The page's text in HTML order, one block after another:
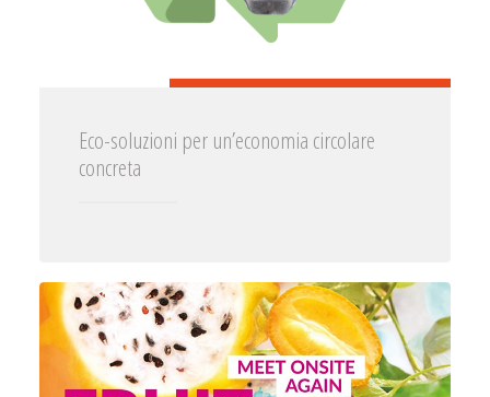
Eco-soluzioni per un’economia circolare
concreta